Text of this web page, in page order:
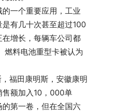
一个重要应用，工业
有几十次甚至超过100
增长，每辆车公司都
燃料电池重型卡被认为
福田康明斯，安徽康明
额加入10，000单
第一卷，但在全国六